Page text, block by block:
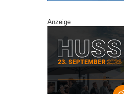
Anzeige